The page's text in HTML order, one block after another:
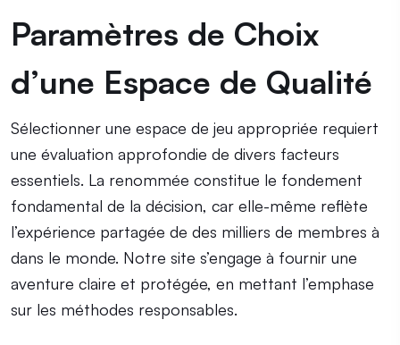
Paramètres de Choix
d’une Espace de Qualité
Sélectionner une espace de jeu appropriée requiert
une évaluation approfondie de divers facteurs
essentiels. La renommée constitue le fondement
fondamental de la décision, car elle-même reflète
l’expérience partagée de des milliers de membres à
dans le monde. Notre site s’engage à fournir une
aventure claire et protégée, en mettant l’emphase
sur les méthodes responsables.